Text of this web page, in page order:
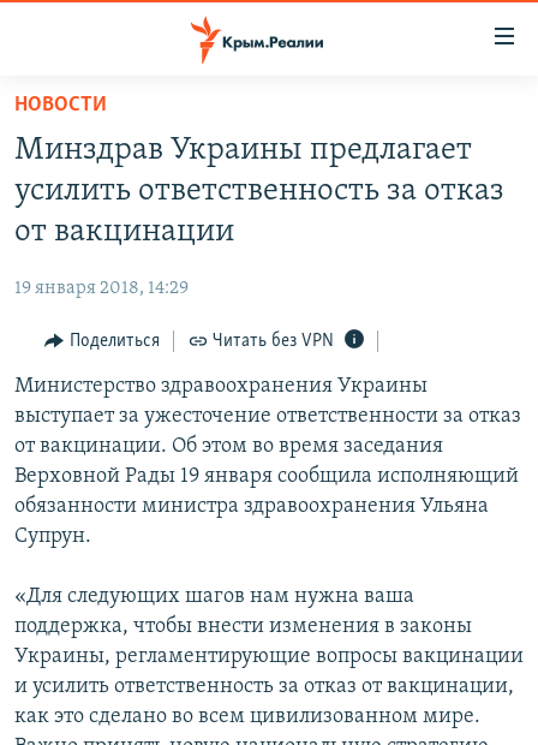
Вернуться
основному
содержанию
Вернутся
главной
навигации
Вернутся
поиску
СПЕЦПРОЕКТЫ
11 ЛЕТ ОККУПАЦИИ КРЫМА. 11 ИСТОРИЙ СОПРОТИВЛЕНИЯ
ЕЩЕ
ИНТЕРАКТИВ
ИНФОГРАФИКА
ТЕЛЕПРОЕКТ КРЫМ.РЕАЛИИ
СОВЕТЫ ПРАВОЗАЩИТНИКОВ
ПРОПАВШИЕ БЕЗ ВЕСТИ
КРЫМ.НЕПОКОРЕННЫЙ
ELIFBE
УКРАИНСКАЯ ПРОБЛЕМА КРЫМА
РАДІО СВОБОДА
КАК ОБОЙТИ БЛОКИРОВКУ
Українською
Qırımtatar
Все сайты RFE/RL
НОВОСТИ
Минздрав Украины предлагает
усилить ответственность за отказ
от вакцинации
19 января 2018, 14:29
Поделиться Читать без VPN
Министерство здравоохранения Украины
выступает за ужесточение ответственности за отказ
от вакцинации. Об этом во время заседания
Верховной Рады 19 января сообщила исполняющий
обязанности министра здравоохранения Ульяна
Супрун.
«Для следующих шагов нам нужна ваша
поддержка, чтобы внести изменения в законы
Украины, регламентирующие вопросы вакцинации
и усилить ответственность за отказ от вакцинации,
как это сделано во всем цивилизованном мире.